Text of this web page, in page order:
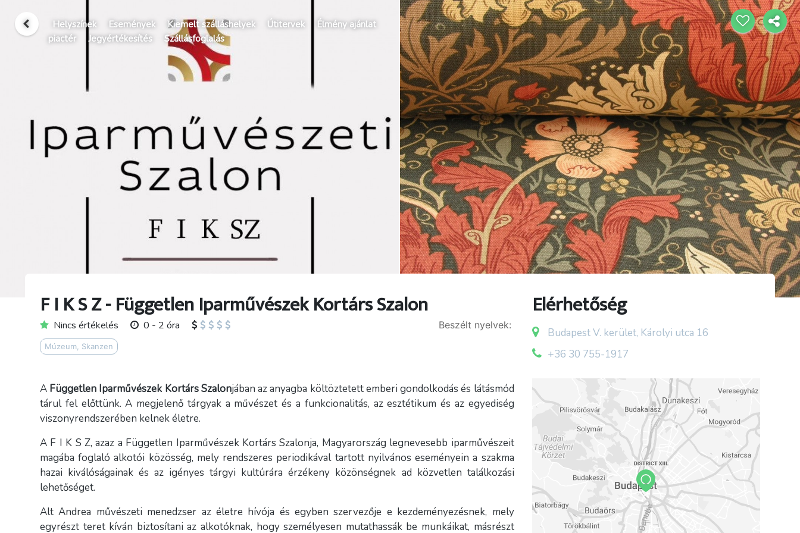
Helyszínek Események Kiemelt szálláshelyek Útitervek
Élmény ajánlat
piactér
Jegyértékesítés Szállásfoglalás
F I K S Z - Független Iparművészek Kortárs Szalon
Nincs értékelés 0 - 2 óra Beszélt nyelvek:
Múzeum, Skanzen
A Független Iparművészek Kortárs Szalonjában az anyagba költöztetett emberi gondolkodás és látásmód
tárul fel előttünk. A megjelenő tárgyak a művészet és a funkcionalitás, az esztétikum és az egyediség
viszonyrendszerében kelnek életre.
A F I K S Z, azaz a Független Iparművészek Kortárs Szalonja, Magyarország legnevesebb iparművészeit
magába foglaló alkotói közösség, mely rendszeres periodikával tartott nyilvános eseményein a szakma
hazai kiválóságainak és az igényes tárgyi kultúrára érzékeny közönségnek ad közvetlen találkozási
lehetőséget.
Alt Andrea művészeti menedzser az életre hívója és egyben szervezője e kezdeményezésnek, mely
egyrészt teret kíván biztosítani az alkotóknak, hogy személyesen mutathassák be munkáikat, másrészt
Elérhetőség
Budapest V. kerület, Károlyi utca 16
+36 30 755-1917